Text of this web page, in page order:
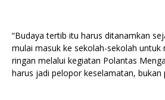
“Budaya tertib itu harus ditanamkan
mulai masuk ke sekolah-sekolah untuk
ringan melalui kegiatan Polantas
harus jadi pelopor keselamatan, bukan